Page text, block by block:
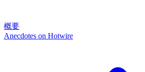
概要
Anecdotes on Hotwire